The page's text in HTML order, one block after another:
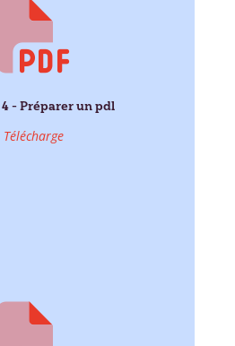
- Préparer un pdl
Télécharge